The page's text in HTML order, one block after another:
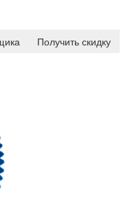
Получить скидку